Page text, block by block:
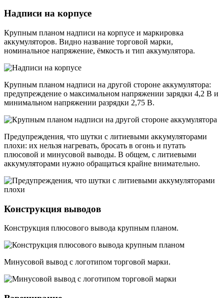
Надписи на корпусе
Крупным планом надписи на корпусе и маркировка
аккумуляторов. Видно название торговой марки,
номинальное напряжение, ёмкость и тип аккумулятора.
Крупным планом надписи на другой стороне аккумулятора:
предупреждение о максимальном напряжении зарядки 4,2 В и
минимальном напряжении разрядки 2,75 В.
Предупреждения, что шутки с литиевыми аккумуляторами
плохи: их нельзя нагревать, бросать в огонь и путать
плюсовой и минусовой выводы. В общем, с литиевыми
аккумуляторами нужно обращаться крайне внимательно.
Конструкция выводов
Конструкция плюсового вывода крупным планом.
Минусовой вывод с логотипом торговой марки.